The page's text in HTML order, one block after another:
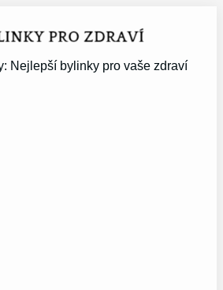
Nejlepší bylinky pro vaše zdraví